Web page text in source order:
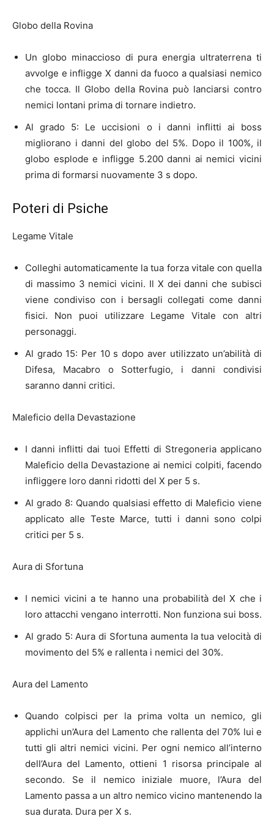
Globo della Rovina
Un globo minaccioso di pura energia ultraterrena ti
avvolge e infligge X danni da fuoco a qualsiasi nemico
che tocca. Il Globo della Rovina può lanciarsi contro
nemici lontani prima di tornare indietro.
Al grado 5: Le uccisioni o i danni inflitti ai boss
migliorano i danni del globo del 5%. Dopo il 100%, il
globo esplode e infligge 5.200 danni ai nemici vicini
prima di formarsi nuovamente 3 s dopo.
Poteri di Psiche
Legame Vitale
Colleghi automaticamente la tua forza vitale con quella
di massimo 3 nemici vicini. Il X dei danni che subisci
viene condiviso con i bersagli collegati come danni
fisici. Non puoi utilizzare Legame Vitale con altri
personaggi.
Al grado 15: Per 10 s dopo aver utilizzato un’abilità di
Difesa, Macabro o Sotterfugio, i danni condivisi
saranno danni critici.
Maleficio della Devastazione
I danni inflitti dai tuoi Effetti di Stregoneria applicano
Maleficio della Devastazione ai nemici colpiti, facendo
infliggere loro danni ridotti del X per 5 s.
Al grado 8: Quando qualsiasi effetto di Maleficio viene
applicato alle Teste Marce, tutti i danni sono colpi
critici per 5 s.
Aura di Sfortuna
I nemici vicini a te hanno una probabilità del X che i
loro attacchi vengano interrotti. Non funziona sui boss.
Al grado 5: Aura di Sfortuna aumenta la tua velocità di
movimento del 5% e rallenta i nemici del 30%.
Aura del Lamento
Quando colpisci per la prima volta un nemico, gli
applichi un’Aura del Lamento che rallenta del 70% lui e
tutti gli altri nemici vicini. Per ogni nemico all’interno
dell’Aura del Lamento, ottieni 1 risorsa principale al
secondo. Se il nemico iniziale muore, l’Aura del
Lamento passa a un altro nemico vicino mantenendo la
sua durata. Dura per X s.